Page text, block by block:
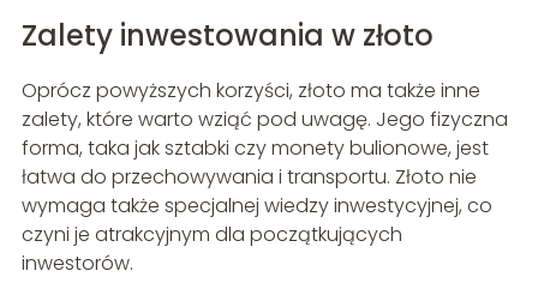
Zalety inwestowania w złoto
Oprócz powyższych korzyści, złoto ma także inne
zalety, które warto wziąć pod uwagę. Jego fizyczna
forma, taka jak sztabki czy monety bulionowe, jest
łatwa do przechowywania i transportu. Złoto nie
wymaga także specjalnej wiedzy inwestycyjnej, co
czyni je atrakcyjnym dla początkujących
inwestorów.